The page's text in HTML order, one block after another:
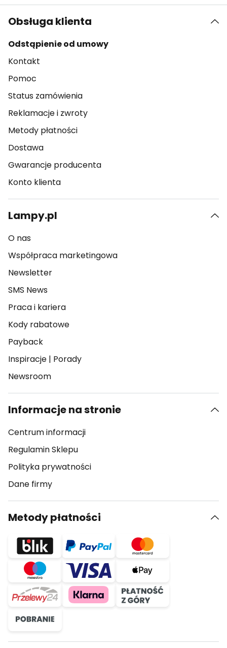
Obsługa klienta
Odstąpienie od umowy
Kontakt
Pomoc
Status zamówienia
Reklamacje i zwroty
Metody płatności
Dostawa
Gwarancje producenta
Konto klienta
Lampy.pl
O nas
Współpraca marketingowa
Newsletter
SMS News
Praca i kariera
Kody rabatowe
Payback
Inspiracje | Porady
Newsroom
Informacje na stronie
Centrum informacji
Regulamin Sklepu
Polityka prywatności
Dane firmy
Metody płatności